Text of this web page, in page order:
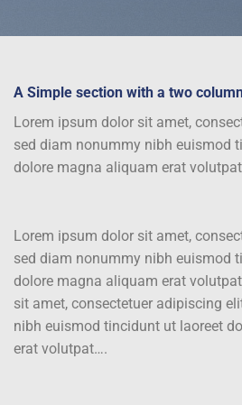
A Simple section with a two
Lorem ipsum dolor sit amet,
sed diam nonummy nibh euismod
dolore magna aliquam erat
Lorem ipsum dolor sit amet,
sed diam nonummy nibh euismod
dolore magna aliquam erat
sit amet, consectetuer adipiscing
nibh euismod tincidunt ut laoreet
erat volutpat….